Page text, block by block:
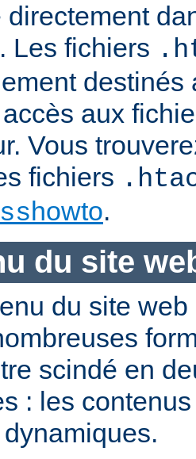
directement
Les fichiers
destinés
aux
Vous
fichiers
howto.
du site
du site
scindé en
: les